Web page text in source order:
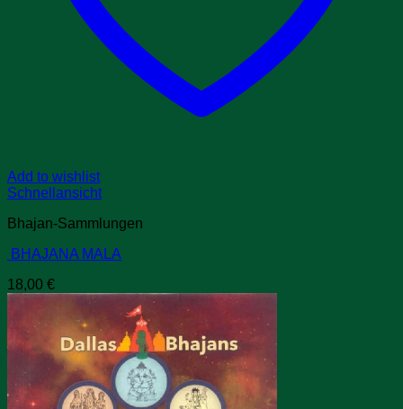
Add to wishlist
Schnellansicht
Bhajan-Sammlungen
BHAJANA MALA
18,00 €